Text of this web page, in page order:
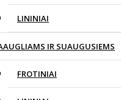
LININIAI
IR SUAUGUSIEMS
FROTINIAI